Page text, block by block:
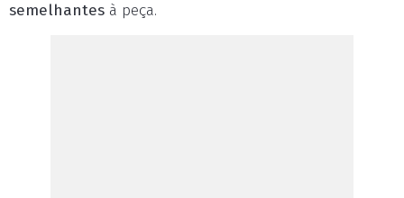
semelhantes à peça.